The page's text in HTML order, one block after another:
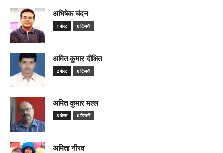
अभिषेक चंदन
1 पोस्ट 0 टिप्पणी
अमित कुमार दीक्षित
2 पोस्ट 0 टिप्पणी
अमित कुमार मल्ल
8 पोस्ट 0 टिप्पणी
अमिता नीरव